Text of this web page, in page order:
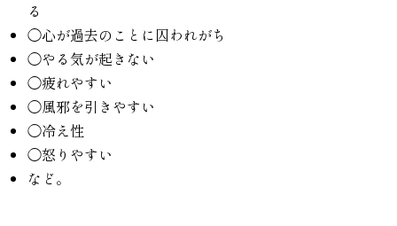
る
◯心が過去のことに囚われがち
◯やる気が起きない
◯疲れやすい
◯風邪を引きやすい
◯冷え性
◯怒りやすい
など。